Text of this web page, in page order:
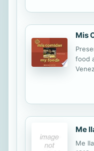
index
six
plan.
Mis
food
as
Me
Me